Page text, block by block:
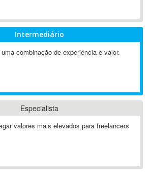
Intermediário
combinação de experiência e valor.
Especialista
valores mais elevados para freelancers